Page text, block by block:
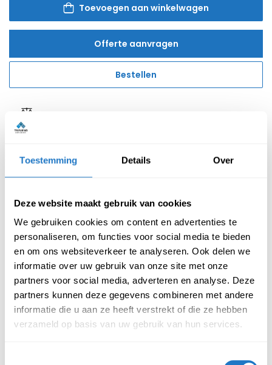
Toestemming Details Over
Deze website maakt gebruik van cookies
We gebruiken cookies om content en advertenties te
personaliseren, om functies voor social media te bieden
en om ons websiteverkeer te analyseren. Ook delen we
informatie over uw gebruik van onze site met onze
partners voor social media, adverteren en analyse. Deze
partners kunnen deze gegevens combineren met andere
informatie die u aan ze heeft verstrekt of die ze hebben
verzameld op basis van uw gebruik van hun services.
Toevoegen aan winkelwagen
Offerte aanvragen
Bestellen
Reviews van klanten
Beschrijving Specificatie
Deze kast heeft als afmeting H105 x B120 x D43 cm. Zoals
bovenstaand vermeld zal de kast in een vijftal verschillende
kleuren beschikbaar zijn namelijk:
Kleuren: